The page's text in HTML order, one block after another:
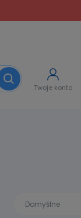
Twoje konto